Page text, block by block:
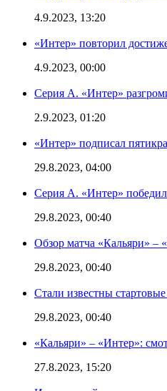
4.9.2023, 13:20
«Интер» повторил
4.9.2023, 00:00
Серия А. «Интер»
2.9.2023, 01:20
«Интер» подписал
29.8.2023, 04:00
Серия А. «Интер»
29.8.2023, 00:40
Обзор матча «Кальяри» –
29.8.2023, 00:40
Стали известны
29.8.2023, 00:40
«Кальяри» – «Интер»:
27.8.2023, 15:20